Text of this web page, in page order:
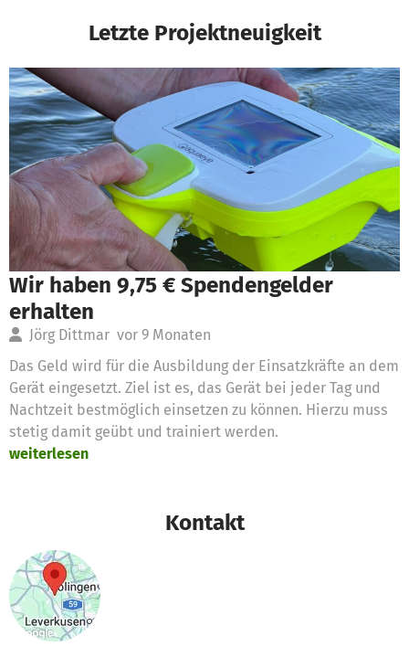
Letzte Projektneuigkeit
Wir haben 9,75 € Spendengelder
erhalten
Jörg Dittmar vor 9 Monaten
Das Geld wird für die Ausbildung der Einsatzkräfte an dem
Gerät eingesetzt. Ziel ist es, das Gerät bei jeder Tag und
Nachtzeit bestmöglich einsetzen zu können. Hierzu muss
stetig damit geübt und trainiert werden.
weiterlesen
Kontakt